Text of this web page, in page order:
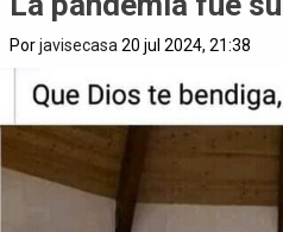
Porjavisecasa20 jul 2024, 21:38